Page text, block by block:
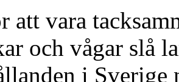
att vara
och vågar slå
i Sverige